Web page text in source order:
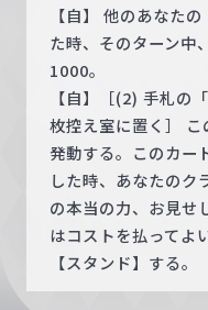
【自】 他のあなた
た時、そのターン中
1000。
【自】［(2) 手札
枚控え室に置く］
発動する。このカー
した時、あなたのク
の本当の力、お見せ
はコストを払ってよ
【スタンド】する。